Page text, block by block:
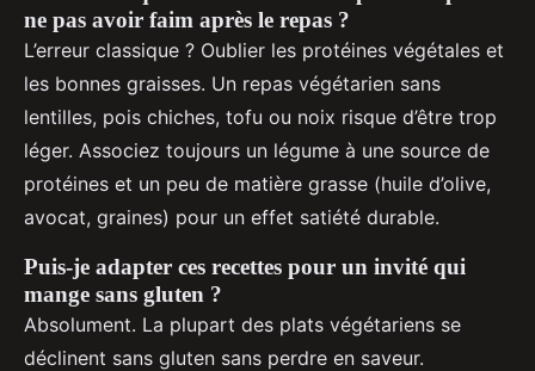
ne pas avoir faim après le repas ?
L’erreur classique ? Oublier les protéines végétales et
les bonnes graisses. Un repas végétarien sans
lentilles, pois chiches, tofu ou noix risque d’être trop
léger. Associez toujours un légume à une source de
protéines et un peu de matière grasse (huile d’olive,
avocat, graines) pour un effet satiété durable.
Puis-je adapter ces recettes pour un invité qui
mange sans gluten ?
Absolument. La plupart des plats végétariens se
déclinent sans gluten sans perdre en saveur.